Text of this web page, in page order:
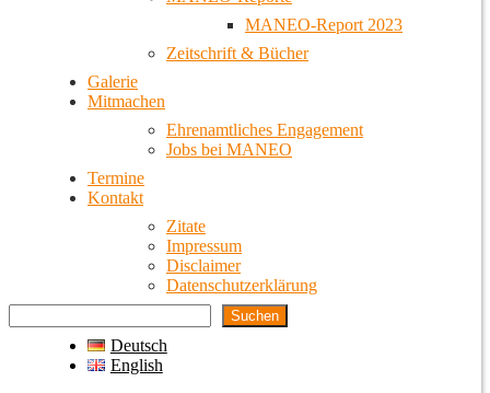
MANEO-Report 2023
Zeitschrift & Bücher
Galerie
Mitmachen
Ehrenamtliches Engagement
Jobs bei MANEO
Termine
Kontakt
Zitate
Impressum
Disclaimer
Datenschutzerklärung
Suchen
Deutsch
English